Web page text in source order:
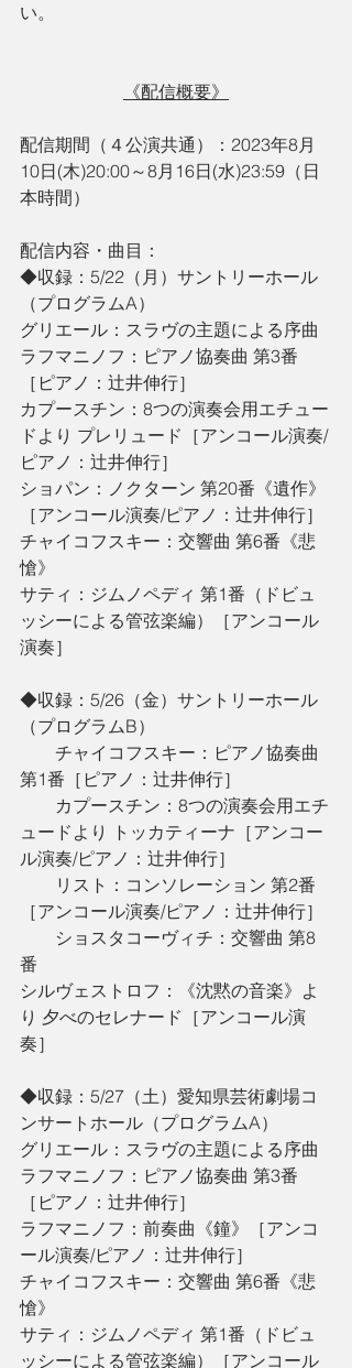
い。
《配信概要》
配信期間（４公演共通）：2023年8月
10日(木)20:00～8月16日(水)23:59（日
本時間）
配信内容・曲目：
◆収録：5/22（月）サントリーホール
（プログラムA）
グリエール：スラヴの主題による序曲
ラフマニノフ：ピアノ協奏曲 第3番
［ピアノ：辻󠄀井伸行］
カプースチン：8つの演奏会用エチュー
ドより プレリュード［アンコール演奏/
ピアノ：辻󠄀井伸行］
ショパン：ノクターン 第20番《遺作》
［アンコール演奏/ピアノ：辻󠄀井伸行］
チャイコフスキー：交響曲 第6番《悲
愴》
サティ：ジムノペディ 第1番（ドビュ
ッシーによる管弦楽編）［アンコール
演奏］
◆収録：5/26（金）サントリーホール
（プログラムB）
チャイコフスキー：ピアノ協奏曲
第1番［ピアノ：辻󠄀井伸行］
カプースチン：8つの演奏会用エチ
ュードより トッカティーナ［アンコー
ル演奏/ピアノ：辻󠄀井伸行］
リスト：コンソレーション 第2番
［アンコール演奏/ピアノ：辻󠄀井伸行］
ショスタコーヴィチ：交響曲 第8
番
シルヴェストロフ：《沈黙の音楽》よ
り 夕べのセレナード［アンコール演
奏］
◆収録：5/27（土）愛知県芸術劇場コ
ンサートホール（プログラムA）
グリエール：スラヴの主題による序曲
ラフマニノフ：ピアノ協奏曲 第3番
［ピアノ：辻󠄀井伸行］
ラフマニノフ：前奏曲《鐘》［アンコ
ール演奏/ピアノ：辻󠄀井伸行］
チャイコフスキー：交響曲 第6番《悲
愴》
サティ：ジムノペディ 第1番（ドビュ
ッシーによる管弦楽編）［アンコール